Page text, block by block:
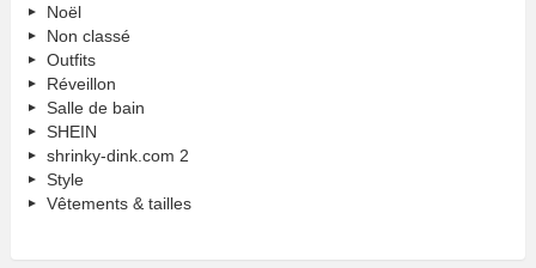
Noël
Non classé
Outfits
Réveillon
Salle de bain
SHEIN
shrinky-dink.com 2
Style
Vêtements & tailles